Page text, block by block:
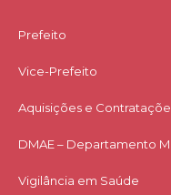
Prefeito
Vice-Prefeito
Aquisições e
DMAE – Departamento
Vigilância em Saúde